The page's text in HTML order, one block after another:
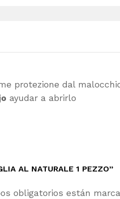
protezione dal
ayudar a abrirlo
AL NATURALE 1 PEZZO”
obligatorios están